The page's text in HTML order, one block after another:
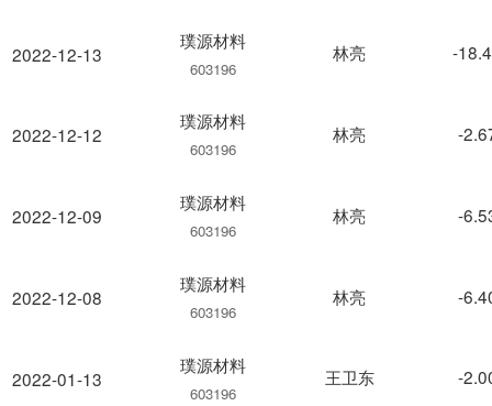
2022-12-13
2022-12-12
2022-12-09
2022-12-08
2022-01-13
璞源材料
603196
林亮 -
璞源材料
603196
林亮 -
璞源材料
603196
林亮 -
璞源材料
603196
林亮 -
璞源材料
603196
王卫东 -